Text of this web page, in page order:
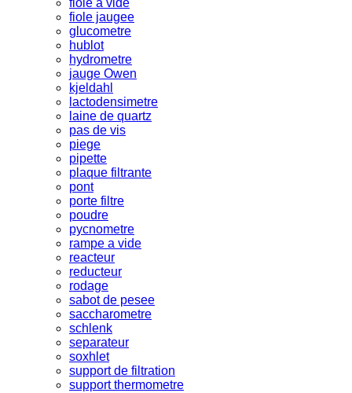
fiole jaugee
glucometre
hublot
hydrometre
jauge Owen
kjeldahl
lactodensimetre
laine de quartz
pas de vis
piege
pipette
plaque filtrante
pont
porte filtre
poudre
pycnometre
rampe a vide
reacteur
reducteur
rodage
sabot de pesee
saccharometre
schlenk
separateur
soxhlet
support de filtration
support thermometre